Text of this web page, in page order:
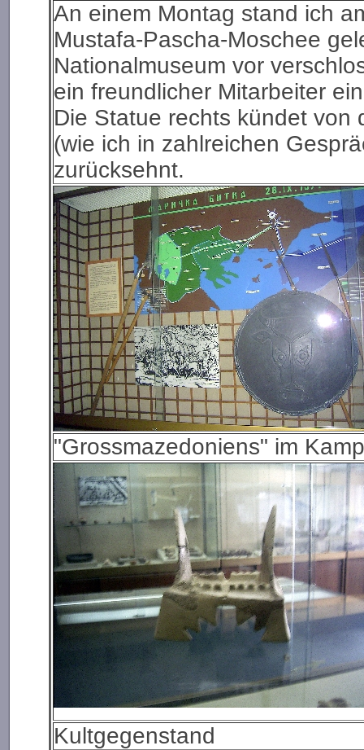
An einem Montag stand ich
Mustafa-Pascha-Moschee
Nationalmuseum vor
ein freundlicher Mitarbeiter
Die Statue rechts kündet von
(wie ich in zahlreichen
zurücksehnt.
"Grossmazedoniens" im
Kultgegenstand